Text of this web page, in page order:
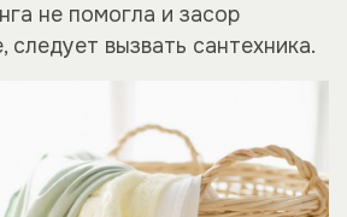
не помогла и засор
следует вызвать сантехника.